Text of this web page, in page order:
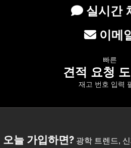
실시간
이메
빠른
견적 요청
재고 번호 입력
오늘 가입하면?광학 트렌드, 신